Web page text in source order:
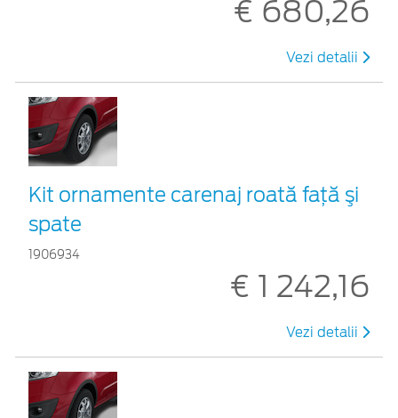
€ 680,26
Vezi detalii
Kit ornamente carenaj roată faţă şi
spate
1906934
€ 1 242,16
Vezi detalii